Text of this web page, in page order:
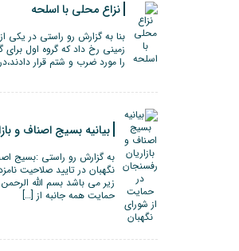
نزاع محلی با اسلحه
بنا به گزارش رو راستی در یکی
زمینی رخ داد که گروه اول
را مورد ضرب و شتم قرار
بیانیه بسیج اصناف و
به گزارش رو راستی :بسیج
نگهبان در تایید صلاحیت
زیر می باشد بسم الله
حمایت همه جانبه از […]